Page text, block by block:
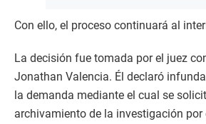
Con ello, el proceso continuará al
La decisión fue tomada por el juez
Jonathan Valencia. Él declaró
la demanda mediante el cual se
archivamiento de la investigación